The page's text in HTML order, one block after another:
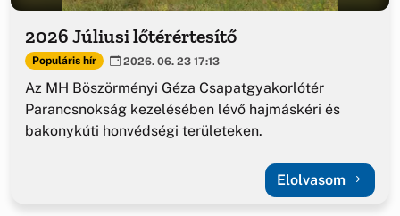
2026 Júliusi lőtérértesítő
Populáris hír 2026. 06. 23 17:13
Az MH Böszörményi Géza Csapatgyakorlótér
Parancsnokság kezelésében lévő hajmáskéri és
bakonykúti honvédségi területeken.
Elolvasom